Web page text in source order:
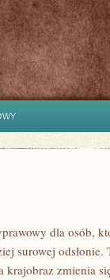
dla osób,
surowej
krajobraz zmienia